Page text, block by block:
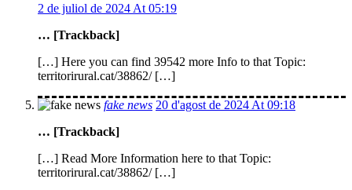
2 de juliol de 2024 At 05:19
… [Trackback]
[…] Here you can find 39542 more Info to that Topic:
territorirural.cat/38862/ […]
fake news 20 d'agost de 2024 At 09:18
… [Trackback]
[…] Read More Information here to that Topic:
territorirural.cat/38862/ […]